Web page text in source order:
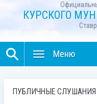
КУРСКОГО
Меню
ПУБЛИЧНЫЕ СЛУШАНИЯ